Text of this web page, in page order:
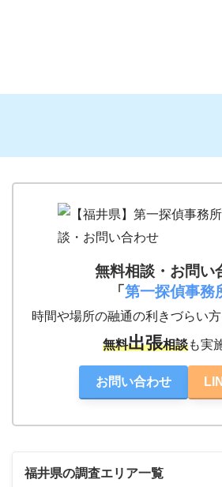
無料相談・お問い
「第一探偵事務
時間や場所の融通の利きづらい
無料出張相談も実
お問い合わせ
福井県の調査エリア一覧